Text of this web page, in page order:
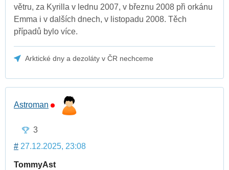
větru, za Kyrilla v lednu 2007, v březnu 2008 při orkánu
Emma i v dalších dnech, v listopadu 2008. Těch
případů bylo více.
Arktické dny a dezoláty v ČR nechceme
Astroman
3
# 27.12.2025, 23:08
TommyAst